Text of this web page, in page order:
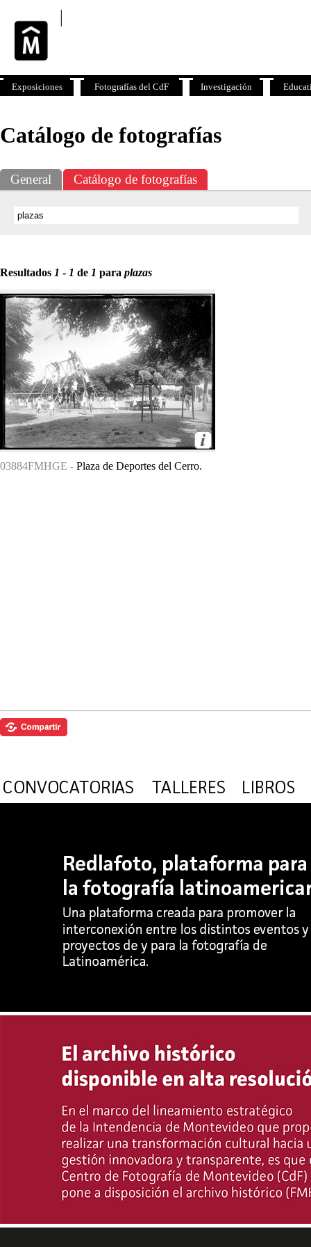
Catálogo de fotografías
General Catálogo de fotografías
Resultados 1 - 1 de 1 para plazas
03884FMHGE - Plaza de Deportes del Cerro.
Exposiciones Fotografías del CdF Investigación